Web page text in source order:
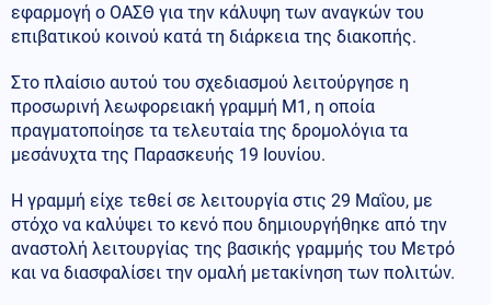
εφαρμογή ο ΟΑΣΘ για την κάλυψη των αναγκών του
επιβατικού κοινού κατά τη διάρκεια της διακοπής.
Στο πλαίσιο αυτού του σχεδιασμού λειτούργησε η
προσωρινή λεωφορειακή γραμμή Μ1, η οποία
πραγματοποίησε τα τελευταία της δρομολόγια τα
μεσάνυχτα της Παρασκευής 19 Ιουνίου.
Η γραμμή είχε τεθεί σε λειτουργία στις 29 Μαΐου, με
στόχο να καλύψει το κενό που δημιουργήθηκε από την
αναστολή λειτουργίας της βασικής γραμμής του Μετρό
και να διασφαλίσει την ομαλή μετακίνηση των πολιτών.